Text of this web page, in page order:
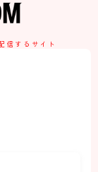
信するサイト